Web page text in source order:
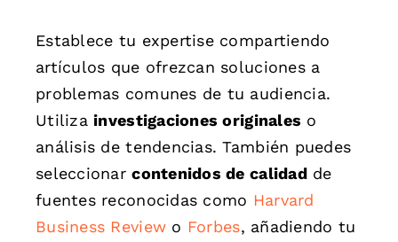
Establece tu expertise compartiendo
artículos que ofrezcan soluciones a
problemas comunes de tu audiencia.
Utilizainvestigaciones originales o
análisis de tendencias. También puedes
seleccionarcontenidos de calidadde
fuentes reconocidas como Harvard
Business Review o Forbes, añadiendo tu